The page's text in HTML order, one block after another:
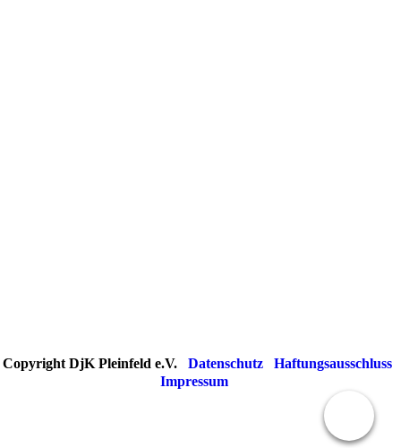
Copyright DjK Pleinfeld e.V. Datenschutz
Haftungsausschluss
Impressum